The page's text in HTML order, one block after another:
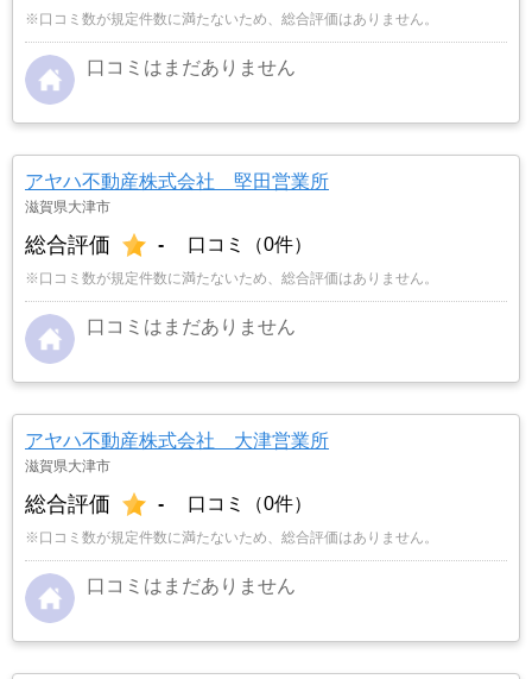
※口コミ数が規定件数に満たないため、総合評価はありません。
口コミはまだありません
アヤハ不動産株式会社 堅田営業所
滋賀県大津市
総合評価 - 口コミ（0件）
※口コミ数が規定件数に満たないため、総合評価はありません。
口コミはまだありません
アヤハ不動産株式会社 大津営業所
滋賀県大津市
総合評価 - 口コミ（0件）
※口コミ数が規定件数に満たないため、総合評価はありません。
口コミはまだありません